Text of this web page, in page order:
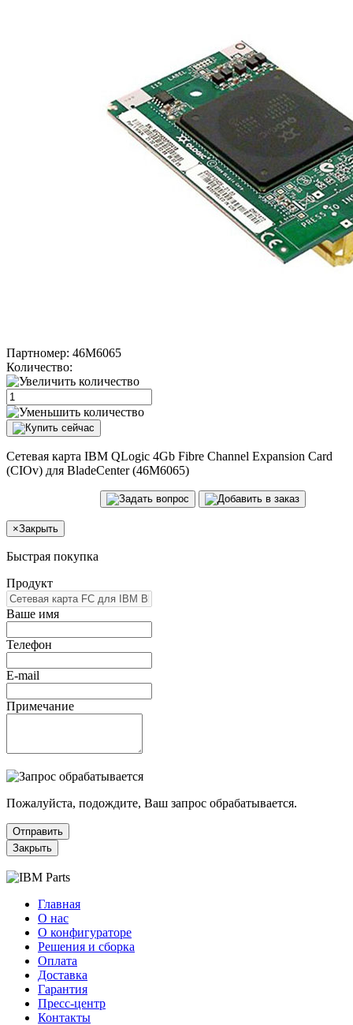
Партномер: 46M6065
Количество:
Сетевая карта IBM QLogic 4Gb Fibre Channel Expansion Card
(CIOv) для BladeCenter (46M6065)
×Закрыть
Быстрая покупка
Продукт
Ваше имя
Телефон
E-mail
Примечание
Пожалуйста, подождите, Ваш запрос обрабатывается.
Отправить
Закрыть
Главная
О нас
О конфигураторе
Решения и сборка
Оплата
Доставка
Гарантия
Пресс-центр
Контакты